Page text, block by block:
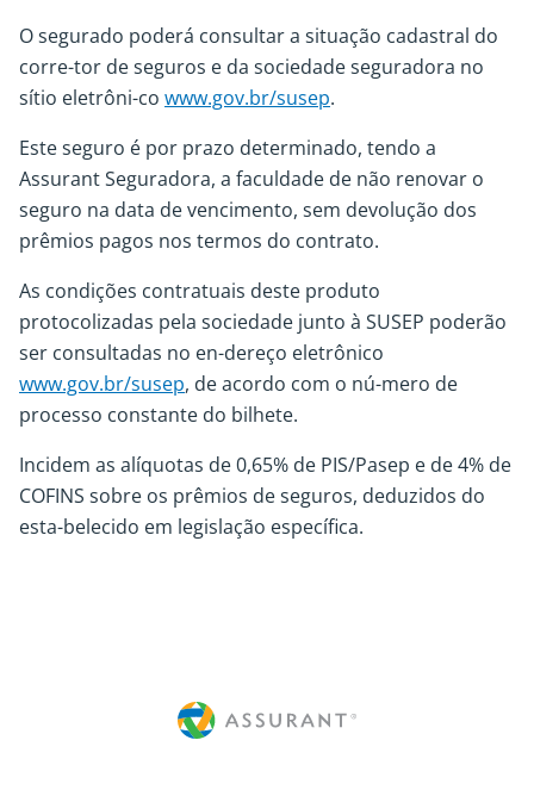
O segurado poderá consultar a situação cadastral do
corre-tor de seguros e da sociedade seguradora no
sítio eletrôni-co www.gov.br/susep.
Este seguro é por prazo determinado, tendo a
Assurant Seguradora, a faculdade de não renovar o
seguro na data de vencimento, sem devolução dos
prêmios pagos nos termos do contrato.
As condições contratuais deste produto
protocolizadas pela sociedade junto à SUSEP poderão
ser consultadas no en-dereço eletrônico
www.gov.br/susep, de acordo com o nú-mero de
processo constante do bilhete.
Incidem as alíquotas de 0,65% de PIS/Pasep e de 4% de
COFINS sobre os prêmios de seguros, deduzidos do
esta-belecido em legislação específica.